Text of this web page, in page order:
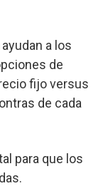
a los
de
fijo versus
de cada
para que los